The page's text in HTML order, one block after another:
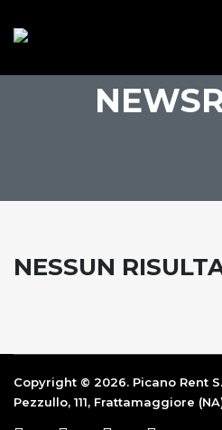
NESSUN
Copyright © 2026. Picano Rent
Pezzullo, 111, Frattamaggiore